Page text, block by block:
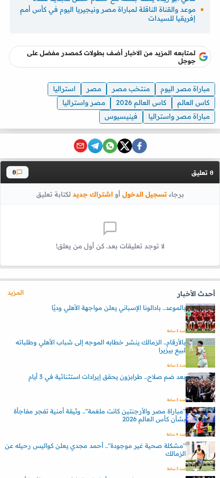
موعد والقناة الناقلة لمباراة مصر ونيجيريا اليوم في كأس أمم
إفريقيا للسيدات
لمتابعه المزيد من الاخبار أضف بطولات كمصدر مفضل على
جوجل
مباراة مصر اليوم منتخب مصر مصر
استراليا
كاس العالم
كاس العالم 2026
مصر واستراليا
مباراة مصر واستراليا
فينيسيوس
0 تعليق 0
برجاءتسجيل الدخول أواشتراك جديد لكتابة تعليق
لا توجد تعليقات بعد. كن أول من يعلق!
أحدث الأخبار
المزيد
بالموعد.. بادالونا الإسباني يعلن مواجهة الأهلي وديًا
منذ 2 ساعة
بالأرقام.. الزمالك ينشر خطابه الموجه إلى شباب الأهلي وطلباته
لبيع بيزيرا
منذ 2 ساعة
بعد ضم صلاح.. طرابزون يحقق إيرادات استثنائية في 3 أيام
منذ 3 ساعة
"مباراة مصر والأرجنتين كانت ملغمة".. وثيقة أمنية تفجر مفاجأة
بشأن كأس العالم 2026
منذ 4 ساعة
"مشكلة صحية غير موجودة".. أحمد مجدي يعلن كواليس رحيله عن
الزمالك
منذ 3 ساعة